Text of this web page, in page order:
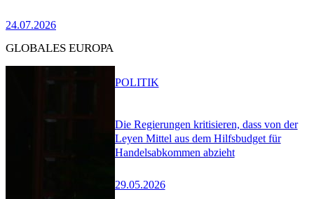
24.07.2026
GLOBALES EUROPA
Die Regierungen kritisieren, dass von der
Leyen Mittel aus dem Hilfsbudget für
Handelsabkommen abzieht
29.05.2026
POLITIK